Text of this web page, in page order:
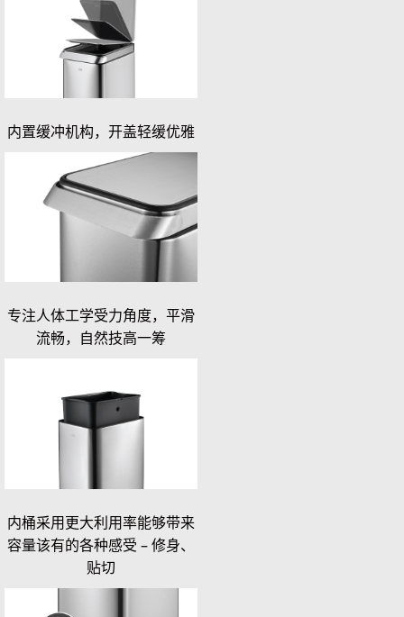
内置缓冲机构，开盖轻缓优雅
专注人体工学受力角度，平滑
流畅，自然技高一筹
内桶采用更大利用率能够带来
容量该有的各种感受 – 修身、
贴切